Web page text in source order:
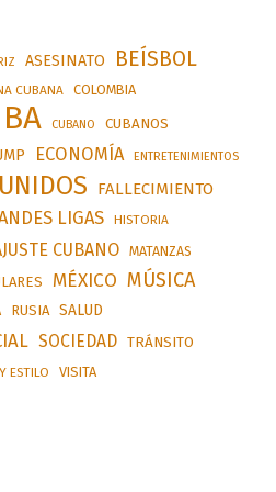
ASESINATO BEÍSBOL
CUBANA COLOMBIA
CUBANO CUBANOS
ECONOMÍA ENTRETENIMIENTOS
FALLECIMIENTO
LIGAS HISTORIA
CUBANO MATANZAS
MÉXICO MÚSICA
RUSIA SALUD
SOCIEDAD TRÁNSITO
ESTILO VISITA